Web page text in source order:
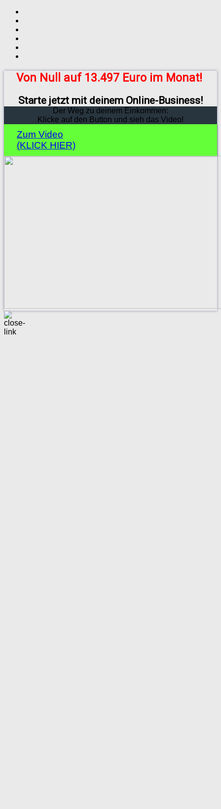
Von Null auf 13.497 Euro im Monat!
Starte jetzt mit deinem Online-Business!
Der Weg zu deinem Einkommen:
Klicke auf den Button und sieh das Video!
Zum Video
(KLICK HIER)